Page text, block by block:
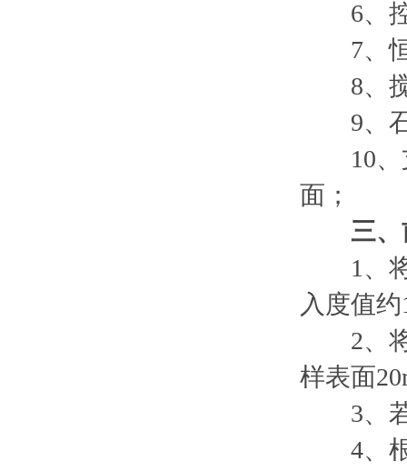
6、控
7、恒
8、搅
9、石
10、支
面；
三
1、将
入度值
2、将
样表面
3、若
4、根